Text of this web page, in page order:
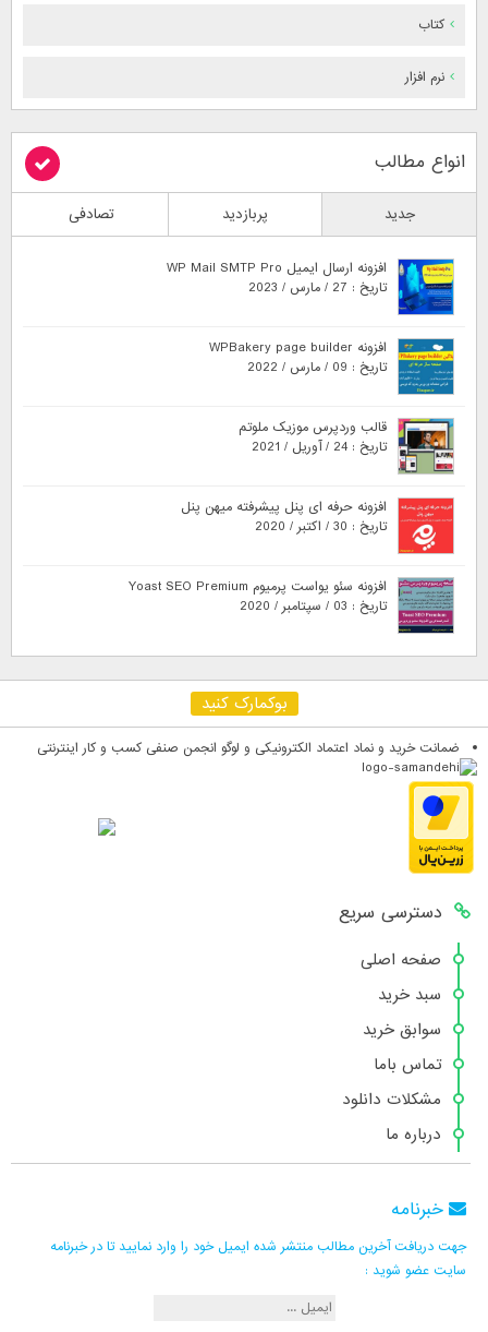
کتاب
نرم افزار
انواع مطالب
جدید پربازدید تصادفی
افزونه ارسال ایمیل WP Mail SMTP Pro
تاریخ : 27 / مارس / 2023
افزونه WPBakery page builder
تاریخ : 09 / مارس / 2022
قالب وردپرس موزیک ملوتم
تاریخ : 24 / آوریل / 2021
افزونه حرفه ای پنل پیشرفته میهن پنل
تاریخ : 30 / اکتبر / 2020
افزونه سئو یواست پرمیوم Yoast SEO Premium
تاریخ : 03 / سپتامبر / 2020
بوکمارک کنید
ضمانت خرید و نماد اعتماد الکترونیکی و لوگو انجمن صنفی کسب و کار اینترنتی
دسترسی سریع
صفحه اصلی
سبد خرید
سوابق خرید
تماس باما
مشکلات دانلود
درباره ما
خبرنامه
جهت دریافت آخرین مطالب منتشر شده ایمیل خود را وارد نمایید تا در خبرنامه
سایت عضو شوید :